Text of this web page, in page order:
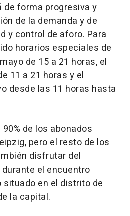
de forma progresiva y
de la demanda y de
y control de aforo. Para
horarios especiales de
de 15 a 21 horas, el
11 a 21 horas y el
desde las 11 horas hasta
de los abonados
pero el resto de los
disfrutar del
el encuentro
en el distrito de
la capital.